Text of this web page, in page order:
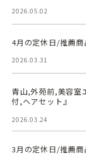
2026.05.02
4月の定休日/推薦商
2026.03.31
青山,外苑前,美容室
付,ヘアセット』
2026.03.24
3月の定休日/推薦商